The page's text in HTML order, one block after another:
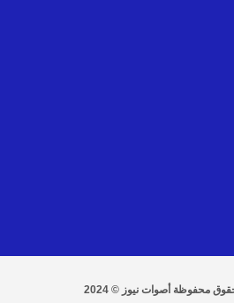
محفوظة أصوات نيوز © 2024